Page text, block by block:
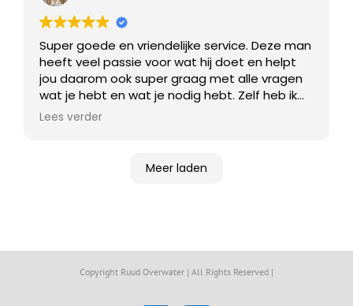
Super goede en vriendelijke service. Deze man
heeft veel passie voor wat hij doet en helpt
jou daarom ook super graag met alle vragen
wat je hebt en wat je nodig hebt. Zelf heb ik
mijn eerste surfskate bij hem gehaald, en
vol met passie, zo weet je dat je krijgt wat
voor jou persoonlijk werkt. Ik ga hier zeker voor
Lees verder
Meer laden
Copyright Ruud Overwater | All Rights Reserved |